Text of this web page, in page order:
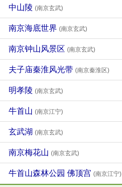
中山陵 (南京玄武)
南京海底世界 (南京玄武)
南京钟山风景区 (南京玄武)
夫子庙秦淮风光带 (南京秦淮区)
明孝陵 (南京玄武)
牛首山 (南京江宁)
玄武湖 (南京玄武)
南京梅花山 (南京玄武)
牛首山森林公园 佛顶宫 (南京江宁)